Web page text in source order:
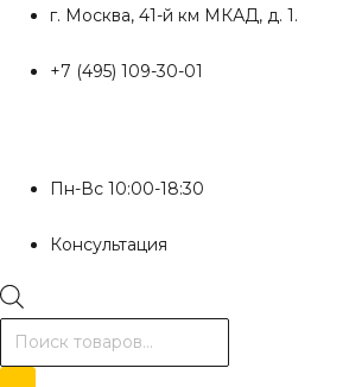
Перейти
содержимому
г. Москва, 41-й км МКАД, д. 1.
+7 (495) 109-30-01
Пн-Вс 10:00-18:30
Консультация
Поиск
товаров